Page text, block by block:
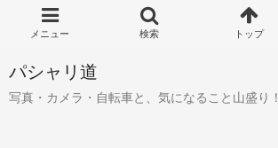
パシャリ道
写真・カメラ・自転車と、気になること山盛り！